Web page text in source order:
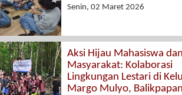
Senin, 02 Maret 2026
Aksi Hijau Mahasiswa dan
Masyarakat: Kolaborasi
Lingkungan Lestari di
Margo Mulyo, Balikpapan